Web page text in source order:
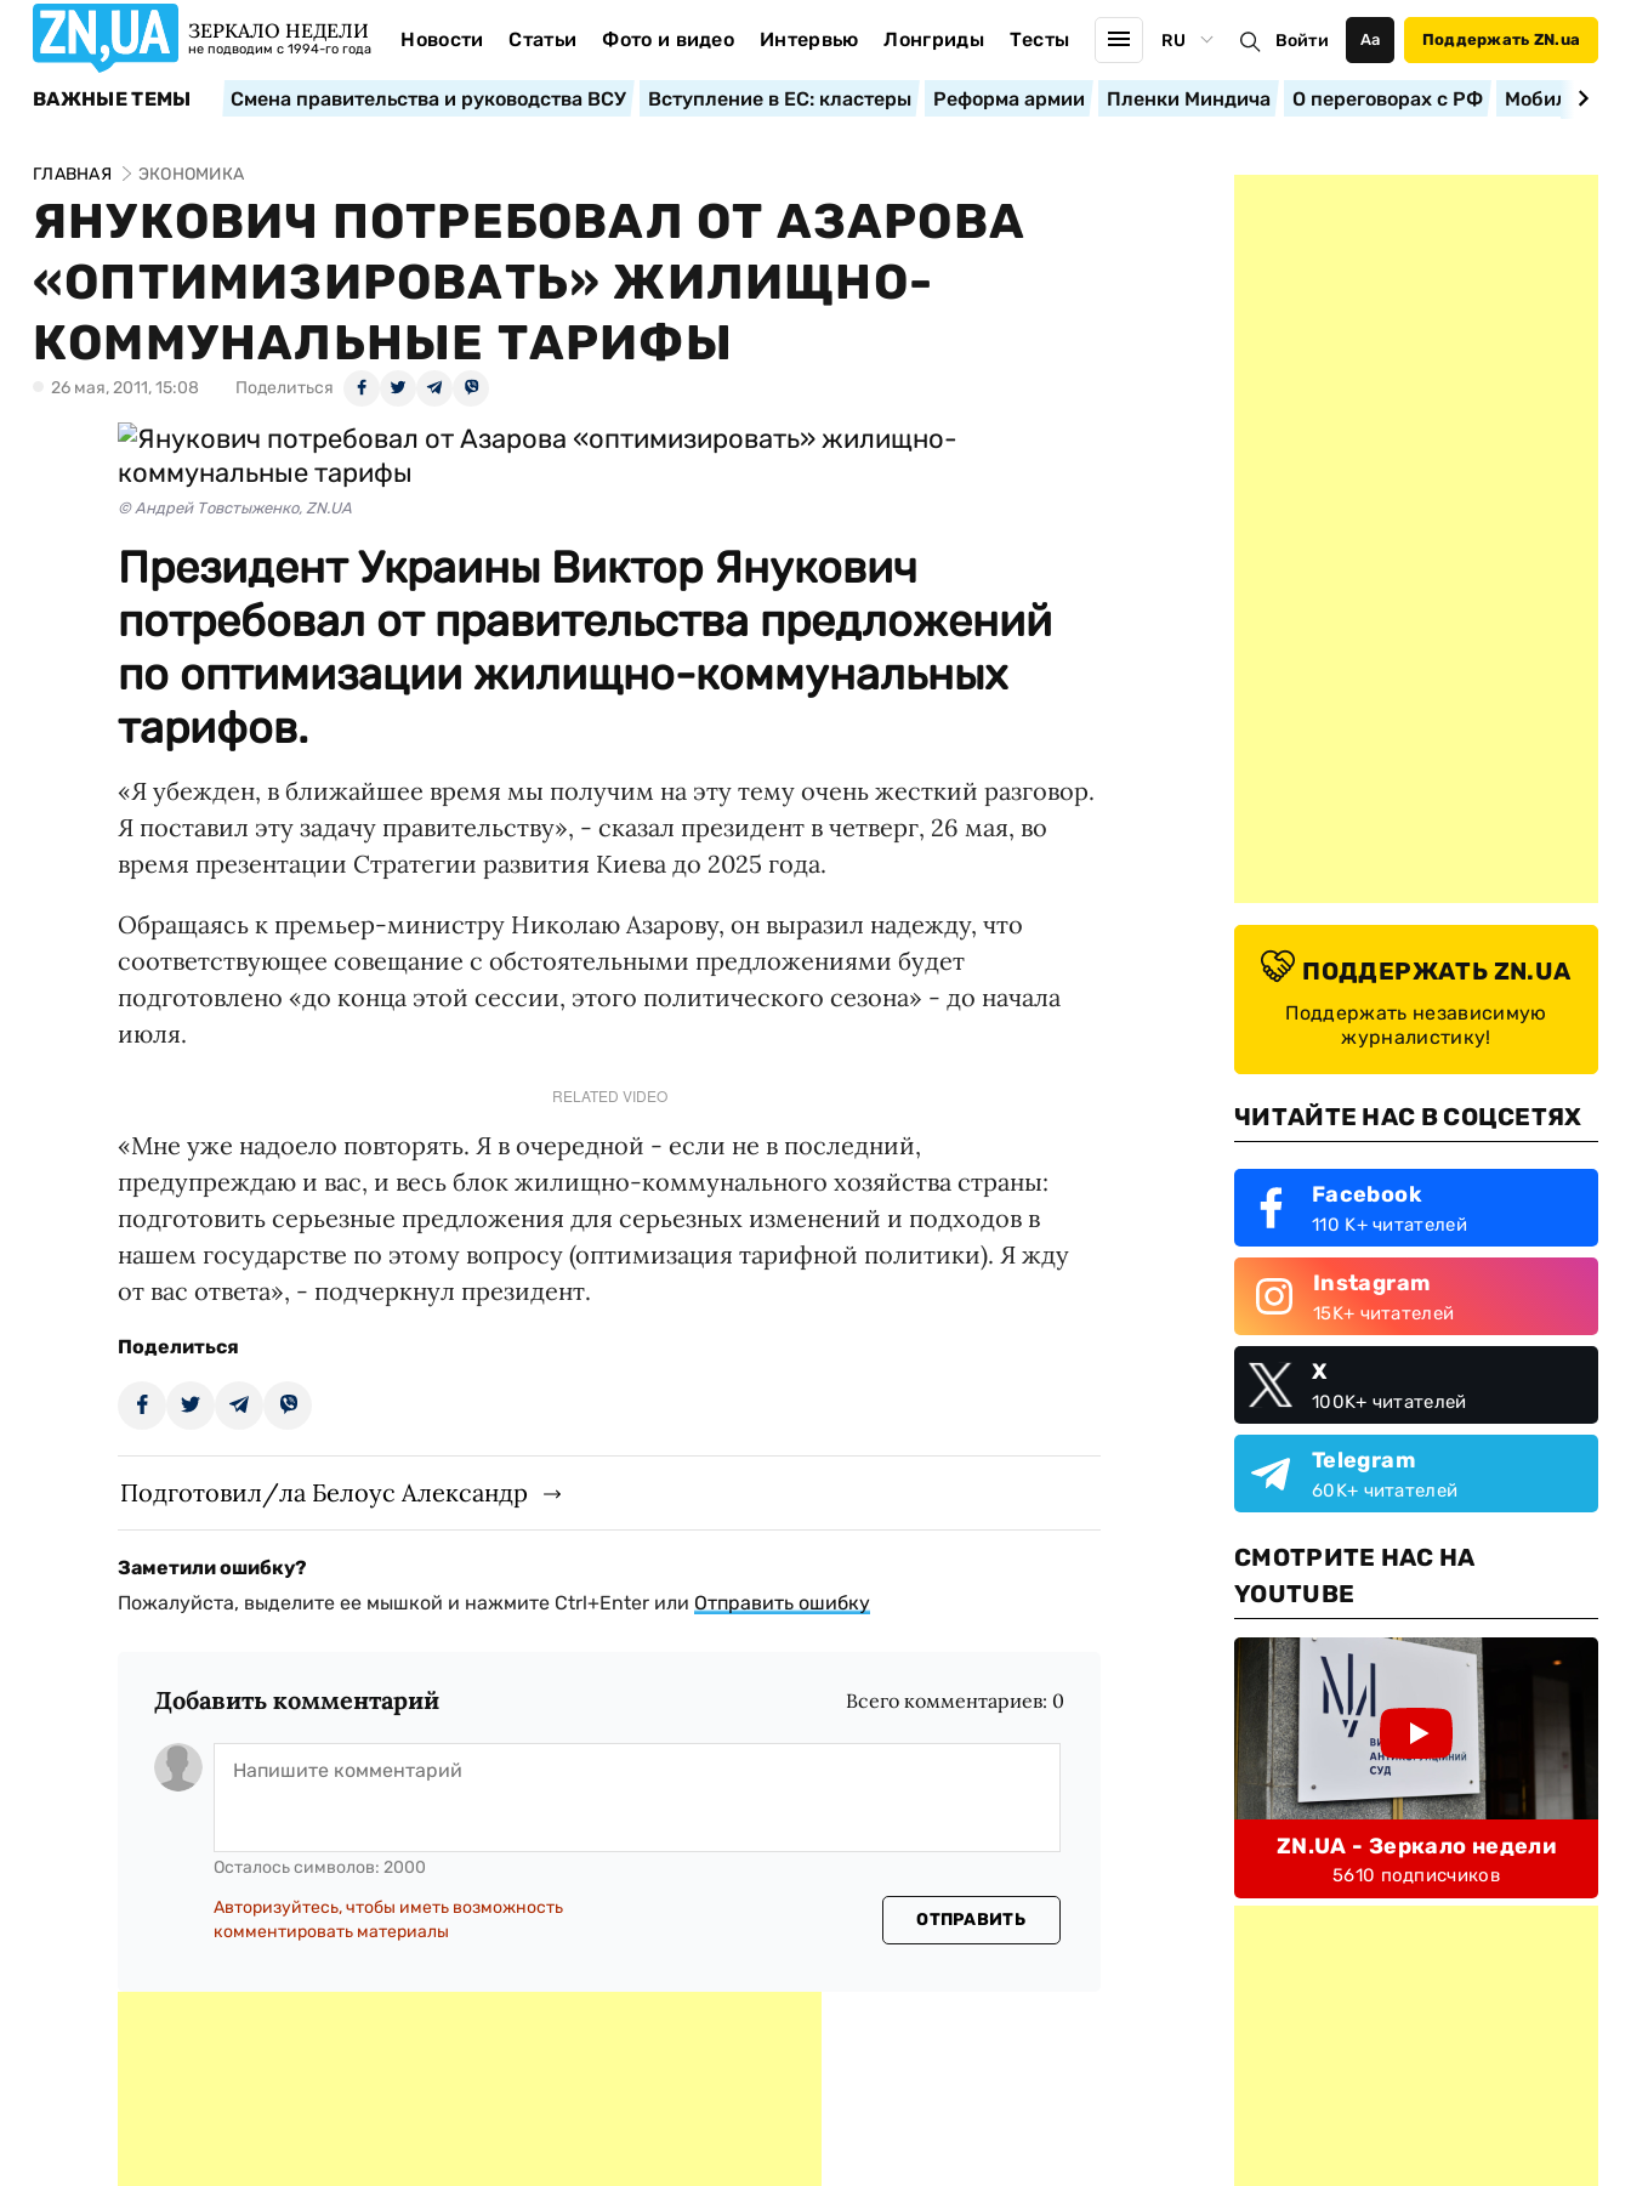
ЗЕРКАЛО НЕДЕЛИ
не подводим с 1994-го года Новости Статьи Фото и видео Интервью Лонгриды Тесты RU Войти Аа Поддержать ZN.ua
ВАЖНЫЕ ТЕМЫ Смена правительства и руководства ВСУ Вступление в ЕС: кластеры Реформа армии Пленки Миндича О переговорах с РФ
ГЛАВНАЯ ЭКОНОМИКА
ЯНУКОВИЧ ПОТРЕБОВАЛ ОТ АЗАРОВА
«ОПТИМИЗИРОВАТЬ» ЖИЛИЩНО-
КОММУНАЛЬНЫЕ ТАРИФЫ
26 мая, 2011, 15:08 Поделиться
© Андрей Товстыженко, ZN.UA
Президент Украины Виктор Янукович
потребовал от правительства предложений
по оптимизации жилищно-коммунальных
тарифов.
«Я убежден, в ближайшее время мы получим на эту тему очень жесткий разговор.
Я поставил эту задачу правительству», - сказал президент в четверг, 26 мая, во
время презентации Стратегии развития Киева до 2025 года.
Обращаясь к премьер-министру Николаю Азарову, он выразил надежду, что
соответствующее совещание с обстоятельными предложениями будет
подготовлено «до конца этой сессии, этого политического сезона» - до начала
июля.
RELATED VIDEO
«Мне уже надоело повторять. Я в очередной - если не в последний,
предупреждаю и вас, и весь блок жилищно-коммунального хозяйства страны:
подготовить серьезные предложения для серьезных изменений и подходов в
нашем государстве по этому вопросу (оптимизация тарифной политики). Я жду
от вас ответа», - подчеркнул президент.
Поделиться
Подготовил/ла Белоус Александр
Заметили ошибку?
Пожалуйста, выделите ее мышкой и нажмите Ctrl+Enter или Отправить ошибку
Добавить комментарий Всего комментариев: 0
Осталось символов: 2000
Авторизуйтесь, чтобы иметь возможность
комментировать материалы
ОТПРАВИТЬ
ПОДДЕРЖАТЬ ZN.UA
Поддержать независимую
журналистику!
ЧИТАЙТЕ НАС В СОЦСЕТЯХ
Facebook
110 K+ читателей
Instagram
15K+ читателей
X
100K+ читателей
Telegram
60K+ читателей
СМОТРИТЕ НАС НА
YOUTUBE
ZN.UA - Зеркало недели
5610 подписчиков